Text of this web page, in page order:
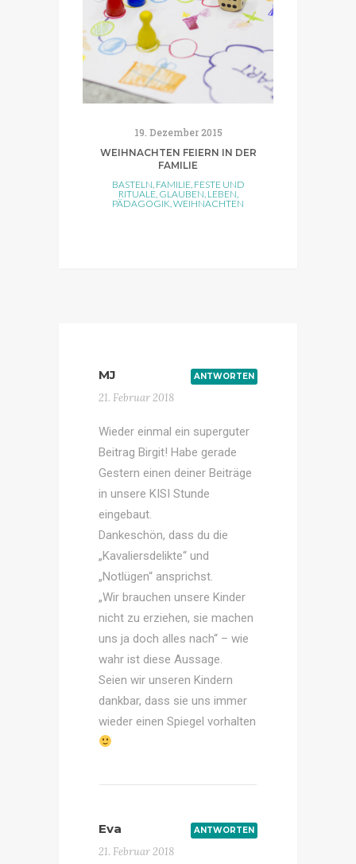
19. Dezember 2015
WEIHNACHTEN FEIERN IN DER
FAMILIE
BASTELN FAMILIE, FESTE UND
RITUALE, GLAUBEN LEBEN
PÄDAGOGIK WEIHNACHTEN
MJ
21. Februar 2018
ANTWORTEN
Wieder einmal ein superguter
Beitrag Birgit! Habe gerade
Gestern einen deiner Beiträge
in unsere KISI Stunde
eingebaut.
Dankeschön, dass du die
„Kavaliersdelikte“ und
„Notlügen“ ansprichst.
„Wir brauchen unsere Kinder
nicht zu erziehen, sie machen
uns ja doch alles nach“ – wie
wahr ist diese Aussage.
Seien wir unseren Kindern
dankbar, dass sie uns immer
wieder einen Spiegel vorhalten
Eva
21. Februar 2018
ANTWORTEN